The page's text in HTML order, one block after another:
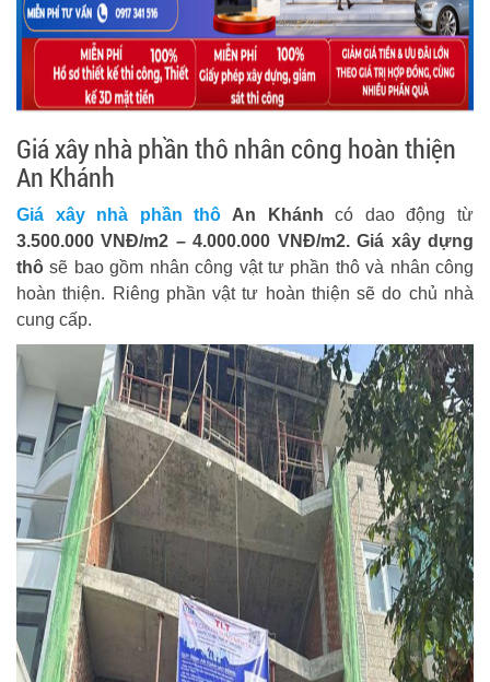
Giá xây nhà phần thô nhân công hoàn thiện
An Khánh
Giá xây nhà phần thô An Khánh có dao động từ
3.500.000 VNĐ/m2 – 4.000.000 VNĐ/m2. Giá xây dựng
thô sẽ bao gồm nhân công vật tư phần thô và nhân công
hoàn thiện. Riêng phần vật tư hoàn thiện sẽ do chủ nhà
cung cấp.